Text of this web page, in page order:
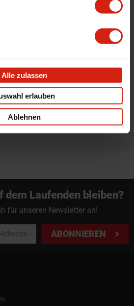
Alle zulassen
erlauben
Ablehnen
Tag
eine 14-tägige Rückgabefrist um deine
zu geben.
Rat nötig?
oder sende eine Email an
dem Laufenden bleiben?
für unseren Newsletter an!
ABONNIEREN